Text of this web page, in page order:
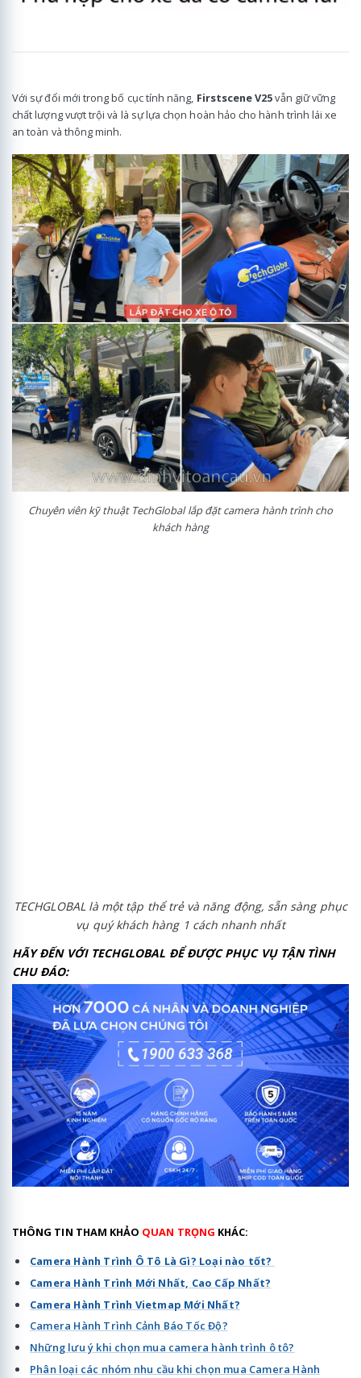
Với sự đổi mới trong bố cục tính năng, Firstscene V25vẫn giữ vững
chất lượng vượt trội và là sự lựa chọn hoàn hảo cho hành trình lái xe
an toàn và thông minh.
Chuyên viên kỹ thuật TechGlobal lắp đặt camera hành trình cho
khách hàng
TECHGLOBAL là một tập thể trẻ và năng động, sẵn sàng phục
vụ quý khách hàng 1 cách nhanh nhất
HÃY ĐẾN VỚI TECHGLOBAL ĐỂ ĐƯỢC PHỤC VỤ TẬN TÌNH
CHU ĐÁO:
THÔNG TIN THAM KHẢO QUAN TRỌNG KHÁC:
Camera Hành Trình Ô Tô Là Gì? Loại nào tốt?
Camera Hành Trình Mới Nhất, Cao Cấp Nhất?
Camera Hành Trình Vietmap Mới Nhất?
Camera Hành Trình Cảnh Báo Tốc Độ?
Những lưu ý khi chọn mua camera hành trình ô tô?
Phân loại các nhóm nhu cầu khi chọn mua Camera Hành